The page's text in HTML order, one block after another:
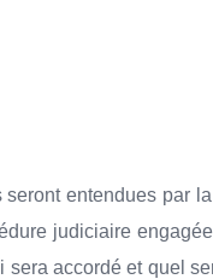
entendues par
judiciaire
accordé et quel